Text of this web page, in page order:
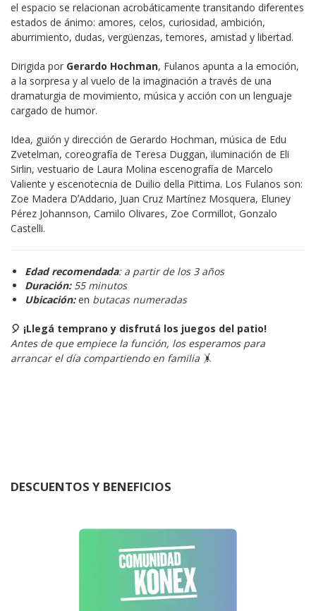
el espacio se relacionan acrobáticamente transitando diferentes
estados de ánimo: amores, celos, curiosidad, ambición,
aburrimiento, dudas, vergüenzas, temores, amistad y libertad.
Dirigida por Gerardo Hochman, Fulanos apunta a la emoción,
a la sorpresa y al vuelo de la imaginación a través de una
dramaturgia de movimiento, música y acción con un lenguaje
cargado de humor.
Idea, guión y dirección de Gerardo Hochman, música de Edu
Zvetelman, coreografía de Teresa Duggan, iluminación de Eli
Sirlin, vestuario de Laura Molina escenografía de Marcelo
Valiente y escenotecnia de Duilio della Pittima. Los Fulanos son:
Zoe Madera DʼAddario, Juan Cruz Martínez Mosquera, Eluney
Pérez Johannson, Camilo Olivares, Zoe Cormillot, Gonzalo
Castelli.
Edad recomendada: a partir de los 3 años
Duración: 55 minutos
Ubicación:en butacas numeradas
🎈 ¡Llegá temprano y disfrutá los juegos del patio!
Antes de que empiece la función, los esperamos para
arrancar el día compartiendo en familia 🤸
DESCUENTOS Y BENEFICIOS